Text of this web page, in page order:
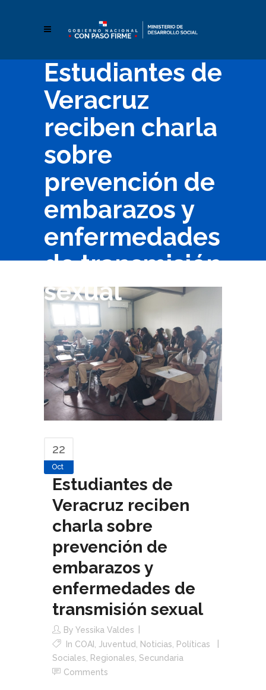
Estudiantes de
Veracruz
reciben charla
sobre
prevención de
embarazos y
enfermedades
de transmisión
sexual
22
Oct
Estudiantes de
Veracruz reciben
charla sobre
prevención de
embarazos y
enfermedades de
transmisión sexual
By Yessika Valdes
In COAI Juventud Noticias
Políticas
Sociales
Regionales Secundaria
Comments